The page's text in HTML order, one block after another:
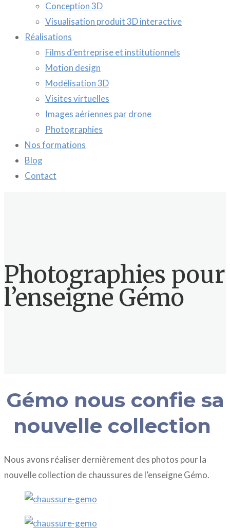
Conception 3D
Visualisation produit 3D interactive
Réalisations
Films d’entreprise et institutionnels
Motion design
Modélisation 3D
Visites virtuelles
Images aériennes par drone
Photographies
Nos formations
Blog
Contact
Photographies pour
l’enseigne Gémo
Gémo nous confie sa
nouvelle collection
Nous avons réaliser dernièrement des photos pour la
nouvelle collection de chaussures de l’enseigne Gémo.